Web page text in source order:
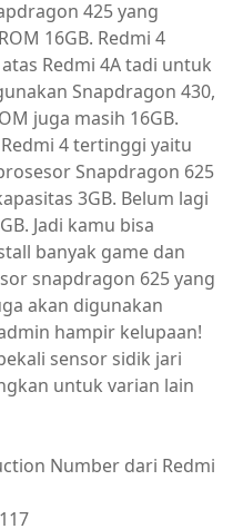
425 yang
16GB. Redmi 4
Redmi 4A tadi untuk
Snapdragon 430,
juga masih 16GB.
4 tertinggi yaitu
Snapdragon 625
3GB. Belum lagi
Jadi kamu bisa
banyak game dan
snapdragon 625 yang
akan digunakan
hampir kelupaan!
sensor sidik jari
untuk varian lain
Number dari Redmi